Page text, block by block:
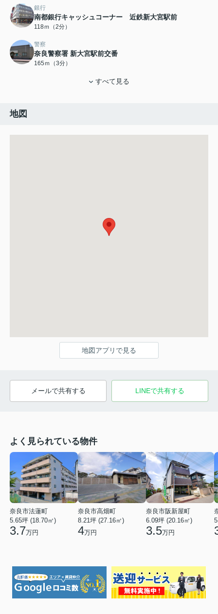
銀行
南都銀行キャッシュコーナー 近鉄新大宮駅前
118ｍ（2分）
警察
奈良警察署 新大宮駅前交番
165ｍ（3分）
すべて見る
地図
地図アプリで見る
メールで共有する LINEで共有する
よく見られている物件
奈良市法蓮町
5.65坪 (18.70㎡)
3.7万円
奈良市高畑町
8.21坪 (27.16㎡)
4万円
奈良市阪新屋町
6.09坪 (20.16㎡)
3.5万円